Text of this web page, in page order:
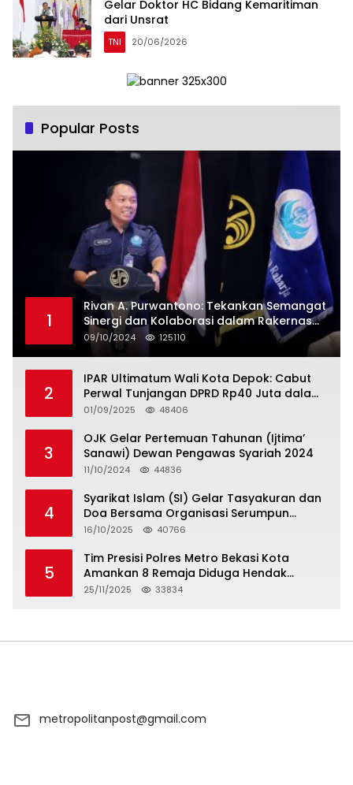
Gelar Doktor HC Bidang Kemaritiman
dari Unsrat
TNI 20/06/2026
Popular Posts
1
Rivan A. Purwantono: Tekankan Semangat
Sinergi dan Kolaborasi dalam Rakernas
Serikat Pekerja Jasa Raharja
09/10/2024 125110
2
IPAR Ultimatum Wali Kota Depok: Cabut
Perwal Tunjangan DPRD Rp40 Juta dalam
5 Hari atau Hadapi Aksi Rakyat
01/09/2025 48406
3
OJK Gelar Pertemuan Tahunan (Ijtima’
Sanawi) Dewan Pengawas Syariah 2024
11/10/2024 44836
4
Syarikat Islam (SI) Gelar Tasyakuran dan
Doa Bersama Organisasi Serumpun
Syarikat Islam Doa
16/10/2025 40766
5
Tim Presisi Polres Metro Bekasi Kota
Amankan 8 Remaja Diduga Hendak
Tawuran
25/11/2025 33834
metropolitanpost@gmail.com